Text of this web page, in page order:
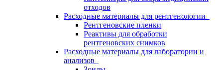
отходов
Расходные материалы для рентгенологии
Рентгеновские пленки
Реактивы для обработки
рентгеновских снимков
Расходные материалы для лаборатории и
анализов